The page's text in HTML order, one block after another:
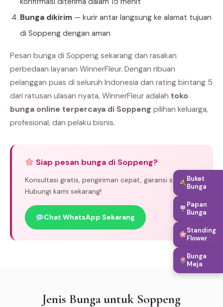
Bunga dikirim — kurir antar langsung ke alamat tujuan
di Soppeng dengan aman
Pesan bunga di Soppeng sekarang dan rasakan
perbedaan layanan WinnerFleur. Dengan ribuan
pelanggan puas di seluruh Indonesia dan rating bintang 5
dari ratusan ulasan nyata, WinnerFleur adalah toko
bunga online terpercaya di Soppeng pilihan keluarga,
profesional, dan pelaku bisnis.
Siap pesan bunga di Soppeng?
Konsultasi gratis, pengiriman cepat, garansi segar.
Hubungi kami sekarang!
Chat WhatsApp Sekarang
Jenis Bunga untuk Soppeng
Buket
Bunga
Papan
Bunga
Standing
Flower
Bunga
Meja